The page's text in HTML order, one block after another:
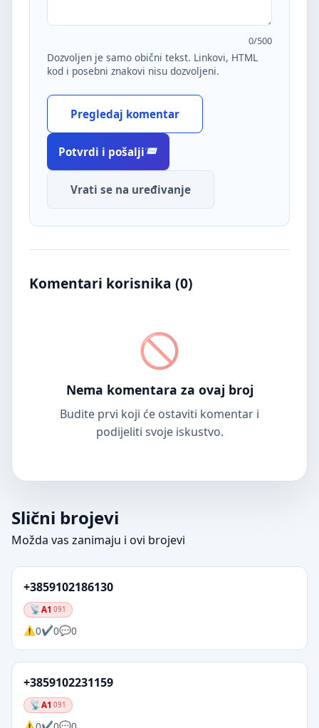
0/500
Dozvoljen je samo obični tekst. Linkovi, HTML
kod i posebni znakovi nisu dozvoljeni.
Pregledaj komentar
Potvrdi i pošalji
Vrati se na uređivanje
Komentari korisnika (0)
Nema komentara za ovaj broj
Budite prvi koji će ostaviti komentar i
podijeliti svoje iskustvo.
Slični brojevi
Možda vas zanimaju i ovi brojevi
+3859102186130
A1 091
0 0 0
+3859102231159
A1 091